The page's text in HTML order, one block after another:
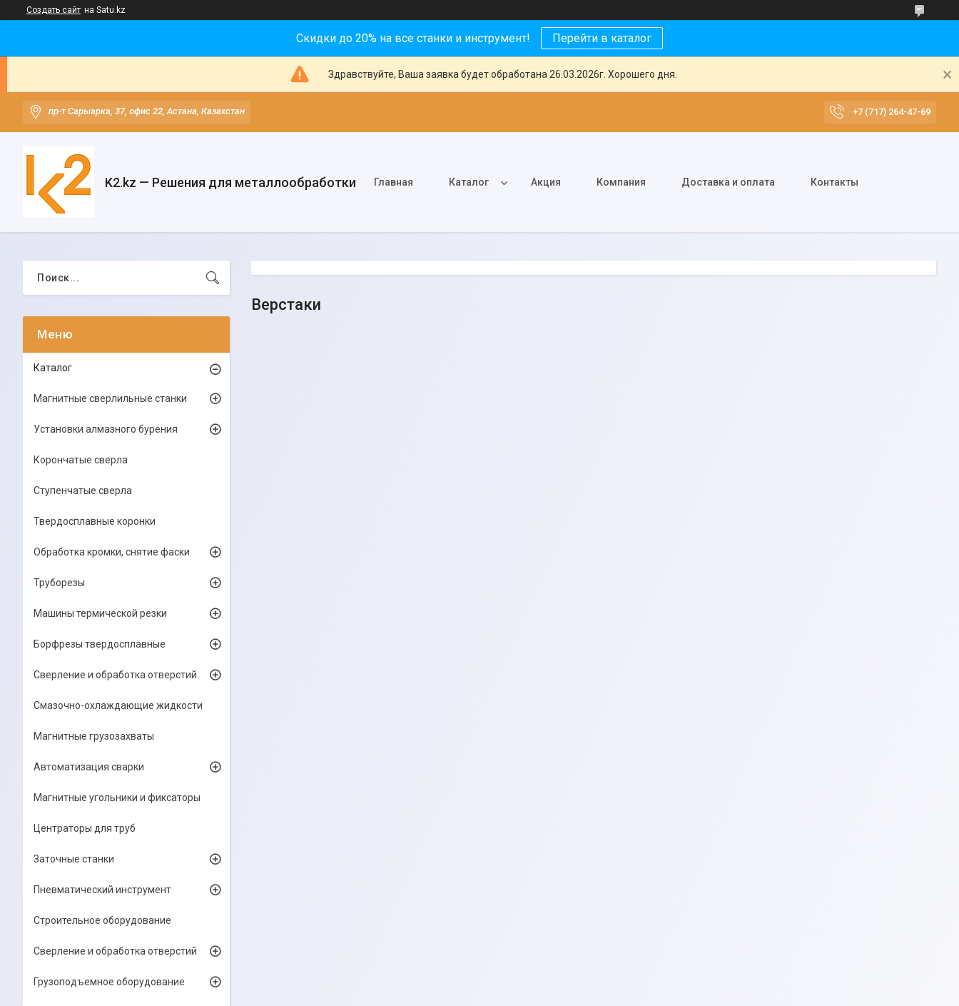
Создать сайт на Satu.kz
Скидки до 20% на все станки и инструмент! Перейти в каталог
Здравствуйте, Ваша заявка будет обработана 26.03.2026г. Хорошего дня.
пр-т Сарыарка, 37, офис 22, Астана, Казахстан +7 (717) 264-47-69
K2.kz — Решения для металлообработки Главная Каталог Акция Компания Доставка и оплата Контакты
Верстаки
Каталог
Магнитные сверлильные станки
Установки алмазного бурения
Корончатые сверла
Ступенчатые сверла
Твердосплавные коронки
Обработка кромки, снятие фаски
Труборезы
Машины термической резки
Борфрезы твердосплавные
Сверление и обработка отверстий
Смазочно-охлаждающие жидкости
Магнитные грузозахваты
Автоматизация сварки
Магнитные угольники и фиксаторы
Центраторы для труб
Заточные станки
Пневматический инструмент
Строительное оборудование
Сверление и обработка отверстий
Грузоподъемное оборудование